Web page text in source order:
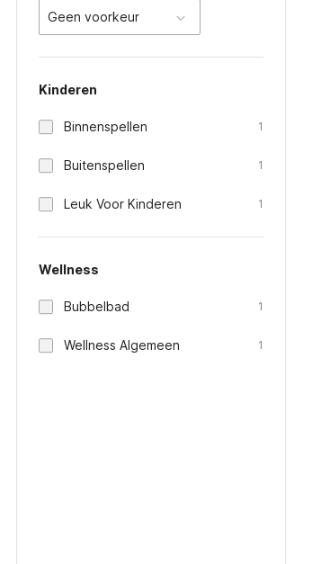
Geen voorkeur
Kinderen
Binnenspellen 1
Buitenspellen 1
Leuk Voor Kinderen 1
Wellness
Bubbelbad 1
Wellness Algemeen 1